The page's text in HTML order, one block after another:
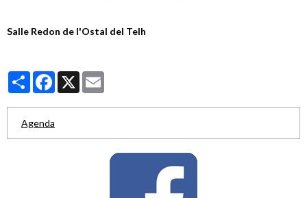
Salle Redon de l'Ostal del Telh
PartagerFacebook
X
Agenda